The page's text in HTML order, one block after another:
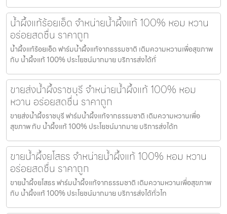
น้ำผึ้งแท้ร้อยเอ็ด จำหน่ายน้ำผึ้งแท้ 100% หอม หวาน
อร่อยสดชื่น ราคาถูก
น้ำผึ้งแท้ร้อยเอ็ด ฟาร์มน้ำผึ้งแท้จากธรรมชาติ เติมความหวานเพื่อสุขภาพ
กับ น้ำผึ้งแท้ 100% ประโยชน์มากมาย บริการส่งได้ทั่
ขายส่งน้ำผึ้งราชบุรี จำหน่ายน้ำผึ้งแท้ 100% หอม
หวาน อร่อยสดชื่น ราคาถูก
ขายส่งน้ำผึ้งราชบุรี ฟาร์มน้ำผึ้งแท้จากธรรมชาติ เติมความหวานเพื่อ
สุขภาพ กับ น้ำผึ้งแท้ 100% ประโยชน์มากมาย บริการส่งได้ท
ขายน้ำผึ้งยโสธร จำหน่ายน้ำผึ้งแท้ 100% หอม หวาน
อร่อยสดชื่น ราคาถูก
ขายน้ำผึ้งยโสธร ฟาร์มน้ำผึ้งแท้จากธรรมชาติ เติมความหวานเพื่อสุขภาพ
กับ น้ำผึ้งแท้ 100% ประโยชน์มากมาย บริการส่งได้ทั่วไท